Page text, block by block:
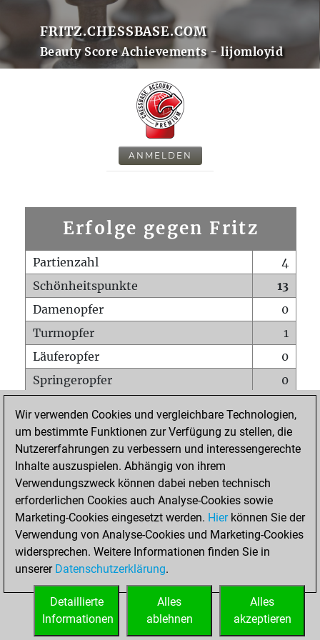
FRITZ.CHESSBASE.COM
Beauty Score Achievements - lijomloyid
ANMELDEN
Erfolge gegen Fritz
Partienzahl
4
Schönheitspunkte
13
Damenopfer
0
Turmopfer
1
Läuferopfer
0
Springeropfer
0
Matt auf vollem Brett
0
Bauer setzt Matt
0
Erstickte Matts
Unterverwandlungen
Türme auf der siebten
0
STARTSEITE
Wir verwenden Cookies und vergleichbare Technologien,
um bestimmte Funktionen zur Verfügung zu stellen, die
Nutzererfahrungen zu verbessern und interessengerechte
Inhalte auszuspielen. Abhängig von ihrem
Verwendungszweck können dabei neben technisch
erforderlichen Cookies auch Analyse-Cookies sowie
Marketing-Cookies eingesetzt werden. Hierkönnen Sie der
Verwendung von Analyse-Cookies und Marketing-Cookies
widersprechen. Weitere Informationen finden Sie in
unserer Datenschutzerklärung.
Alles
akzeptieren
Alles
ablehnen
Detaillierte
Informationen